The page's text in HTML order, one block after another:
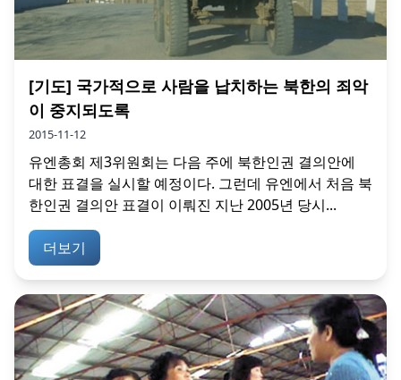
[기도] 국가적으로 사람을 납치하는 북한의 죄악
이 중지되도록
2015-11-12
유엔총회 제3위원회는 다음 주에 북한인권 결의안에
대한 표결을 실시할 예정이다. 그런데 유엔에서 처음 북
한인권 결의안 표결이 이뤄진 지난 2005년 당시...
더보기